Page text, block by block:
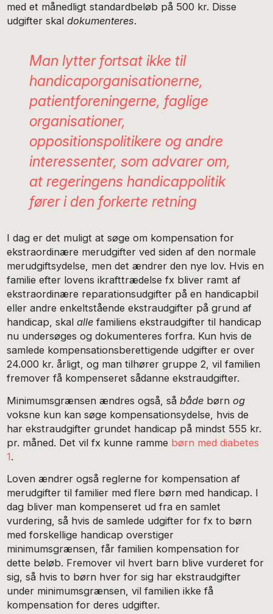
med et månedligt standardbeløb på 500 kr. Disse
udgifter skaldokumenteres.
Man lytter fortsat ikke til
handicaporganisationerne,
patientforeningerne, faglige
organisationer,
oppositionspolitikere og andre
interessenter, som advarer om,
at regeringens handicappolitik
fører i den forkerte retning
I dag er det muligt at søge om kompensation for
ekstraordinære merudgifter ved siden af den normale
merudgiftsydelse, men det ændrer den nye lov. Hvis en
familie efter lovens ikrafttrædelse fx bliver ramt af
ekstraordinære reparationsudgifter på en handicapbil
eller andre enkeltstående ekstraudgifter på grund af
handicap, skalalle familiens ekstraudgifter til handicap
nu undersøges og dokumenteres forfra. Kun hvis de
samlede kompensationsberettigende udgifter er over
24.000 kr. årligt, og man tilhører gruppe 2, vil familien
fremover få kompenseret sådanne ekstraudgifter.
Minimumsgrænsen ændres også, såbåde børnog
voksne kun kan søge kompensationsydelse, hvis de
har ekstraudgifter grundet handicap på mindst 555 kr.
pr. måned. Det vil fx kunne ramme børn med diabetes
1.
Loven ændrer også reglerne for kompensation af
merudgifter til familier med flere børn med handicap. I
dag bliver man kompenseret ud fra en samlet
vurdering, så hvis de samlede udgifter for fx to børn
med forskellige handicap overstiger
minimumsgrænsen, får familien kompensation for
dette beløb. Fremover vil hvert barn blive vurderet for
sig, så hvis to børn hver for sig har ekstraudgifter
under minimumsgrænsen, vil familien ikke få
kompensation for deres udgifter.